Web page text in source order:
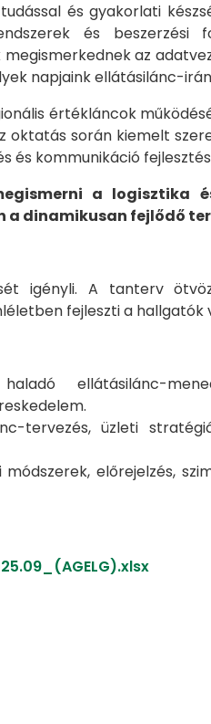
és gyakorlati
és beszerzési
az
napjaink ellátásilánc-
értékláncok
oktatás során kiemelt
kommunikáció
a logisztika
a dinamikusan fejlődő
igényli. A tanterv
fejleszti a hallgatók
ellátásilánc-
tervezés, üzleti
előrejelzés,